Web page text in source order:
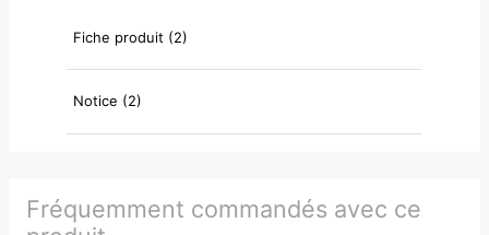
Fiche produit (2)
Notice (2)
Fréquemment commandés avec ce